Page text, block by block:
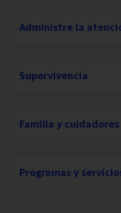
Administre la
Supervivencia
Familia y
Programas y